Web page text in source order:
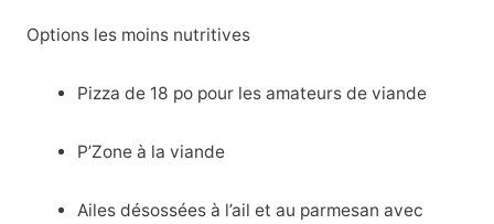
Options les moins nutritives
Pizza de 18 po pour les amateurs de viande
P’Zone à la viande
Ailes désossées à l’ail et au parmesan avec